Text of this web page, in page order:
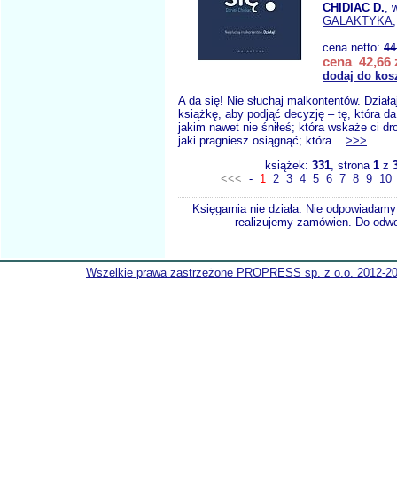
CHIDIAC D.,
GALAKTYKA
cena netto:
cena 42,66
dodaj do
A da się! Nie słuchaj malkontentów.
książkę, aby podjąć decyzję – tę, która
jakim nawet nie śniłeś; która wskaże ci
jaki pragniesz osiągnąć; która... >>>
książek: 331, strona 1z
<<< - 1 2 3 4 5 6 7 8 9 10
Księgarnia nie działa. Nie
realizujemy zamówien. Do
Wszelkie prawa zastrzeżone PROPRESS sp. z o.o. 2012-